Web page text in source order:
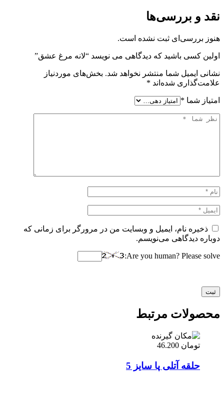
نقد و بررسی‌ها
هنوز بررسی‌ای ثبت نشده است.
اولین کسی باشید که دیدگاهی می نویسد “لانه مرغ عشق”
نشانی ایمیل شما منتشر نخواهد شد. بخش‌های موردنیاز
علامت‌گذاری شده‌اند *
امتیاز شما *
ذخیره نام، ایمیل و وبسایت من در مرورگر برای زمانی که
دوباره دیدگاهی می‌نویسم.
Are you human? Please solve:
محصولات مرتبط
تومان
حلقه آتلی پا سایز 5